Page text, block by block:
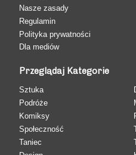
Nasze zasady
Regulamin
Polityka prywatności
Dla mediów
Przeglądaj Kategorie
Sztuka
Podróże
Komiksy
Społeczność
Taniec